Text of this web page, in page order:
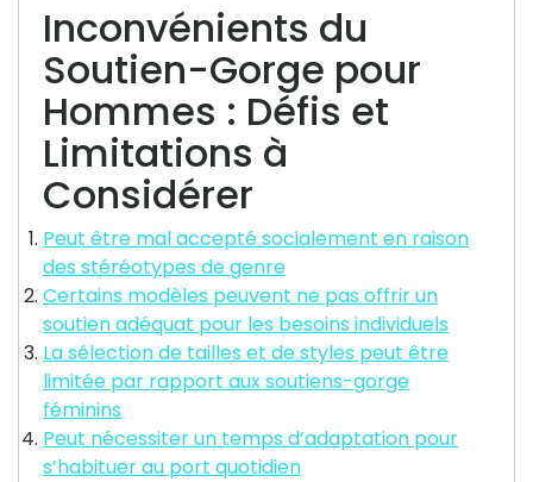
Inconvénients du
Soutien-Gorge pour
Hommes : Défis et
Limitations à
Considérer
Peut être mal accepté socialement en raison
des stéréotypes de genre
Certains modèles peuvent ne pas offrir un
soutien adéquat pour les besoins individuels
La sélection de tailles et de styles peut être
limitée par rapport aux soutiens-gorge
féminins
Peut nécessiter un temps d’adaptation pour
s’habituer au port quotidien